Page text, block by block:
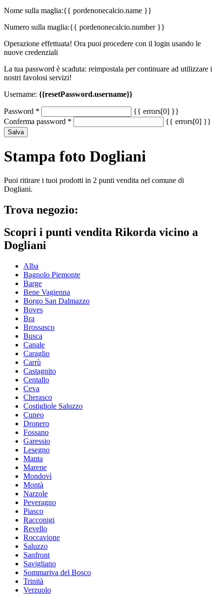
Nome sulla maglia:{{ pordenonecalcio.name }}
Numero sulla maglia:{{ pordenonecalcio.number }}
Operazione effettuata! Ora puoi procedere con il login usando le
nuove credenziali
La tua password è scaduta: reimpostala per continuare ad utilizzare i
nostri favolosi servizi!
Username: {{resetPassword.username}}
Password *
{{ errors[0] }}
Conferma password * {{ errors[0] }}
Salva
Stampa foto Dogliani
Puoi ritirare i tuoi prodotti in 2 punti vendita nel comune di
Dogliani.
Trova negozio:
Scopri i punti vendita Rikorda vicino a
Dogliani
Alba
Bagnolo Piemonte
Barge
Bene Vagienna
Borgo San Dalmazzo
Boves
Bra
Brossasco
Busca
Canale
Caraglio
Carrù
Castagnito
Centallo
Ceva
Cherasco
Costigliole Saluzzo
Cuneo
Dronero
Fossano
Garessio
Lesegno
Manta
Marene
Mondovì
Montà
Narzole
Peveragno
Piasco
Racconigi
Revello
Roccavione
Saluzzo
Sanfront
Savigliano
Sommariva del Bosco
Trinità
Verzuolo